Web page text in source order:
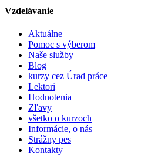
Vzdelávanie
Aktuálne
Pomoc s výberom
Naše služby
Blog
kurzy cez Úrad práce
Lektori
Hodnotenia
Zľavy
všetko o kurzoch
Informácie, o nás
Strážny pes
Kontakty